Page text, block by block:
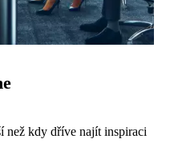
než kdy dříve najít inspiraci